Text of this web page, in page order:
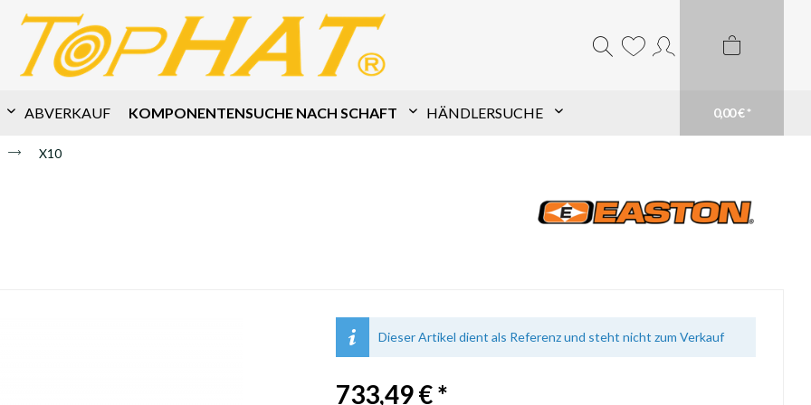
0,00 € *
ABVERKAUF
KOMPONENTENSUCHE NACH SCHAFT
HÄNDLERSUCHE
Komponentensuche nach
Schaft
Suchfeldmehr erfahren
X10
Dieser Artikel dient als Referenz und steht nicht zum Verkauf
733,49 € *